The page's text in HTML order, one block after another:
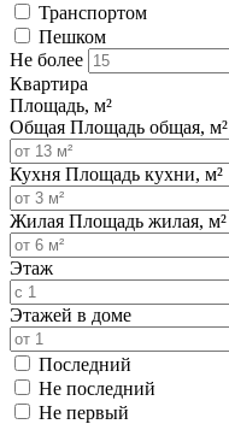
Транспортом
Пешком
Не более
Квартира
Площадь, м²
Общая Площадь общая, м²
Кухня Площадь кухни, м²
Жилая Площадь жилая, м²
Этаж
Этажей в доме
Последний
Не последний
Не первый